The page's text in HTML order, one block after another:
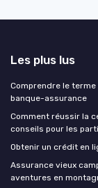
Les plus lus
Comprendre le
banque-assurance
Comment réussir la
conseils pour les
Obtenir un crédit en
Assurance vieux
aventures en